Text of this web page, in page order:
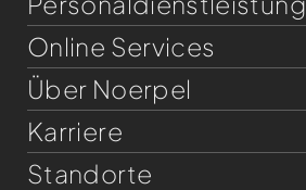
Online Services
Über Noerpel
Karriere
Standorte